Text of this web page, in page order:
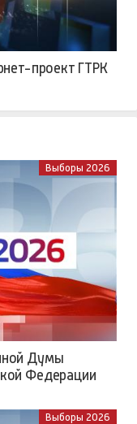
проект ГТРК
Выборы 2026
Думы
Федерации
Выборы 2026